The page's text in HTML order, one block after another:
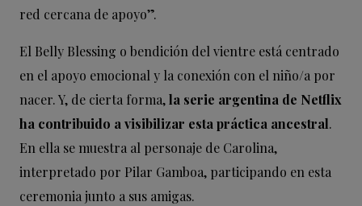
red cercana de apoyo”.
El Belly Blessing o bendición del vientre está centrado
en el apoyo emocional y la conexión con el niño/a por
nacer. Y, de cierta forma,la serie argentina de Netflix
ha contribuido a visibilizar esta práctica ancestral.
En ella se muestra al personaje de Carolina,
interpretado por Pilar Gamboa, participando en esta
ceremonia junto a sus amigas.